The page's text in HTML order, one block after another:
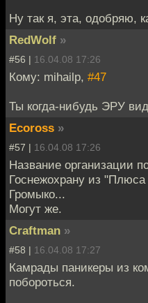
Ну так я, эта, одобряю,
RedWolf »
#56 | 16.04.08 17:26
Кому: mihailp, #47
Ты когда-нибудь ЭРУ
Ecoross »
#57 | 16.04.08 17:26
Название организации
Госнежохрану из
Громыко...
Могут же.
Craftman »
#58 | 16.04.08 17:27
Камрады паникеры из
побороться.